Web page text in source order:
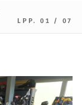
LPP. 01 / 07